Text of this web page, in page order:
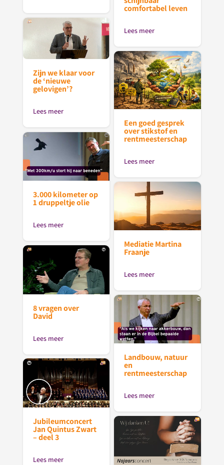
comfortabel leven
Lees meer
Zijn we klaar voor
de ‘nieuwe
gelovigen’?
Lees meer
Een goed gesprek
over stikstof en
rentmeesterschap
Lees meer
3.000 kilometer op
1 druppeltje olie
Lees meer
Mediatie Martina
Fraanje
Lees meer
8 vragen over
David
Lees meer
Landbouw, natuur
en
rentmeesterschap
Lees meer
Jubileumconcert
Jan Quintus Zwart
– deel 3
Lees meer